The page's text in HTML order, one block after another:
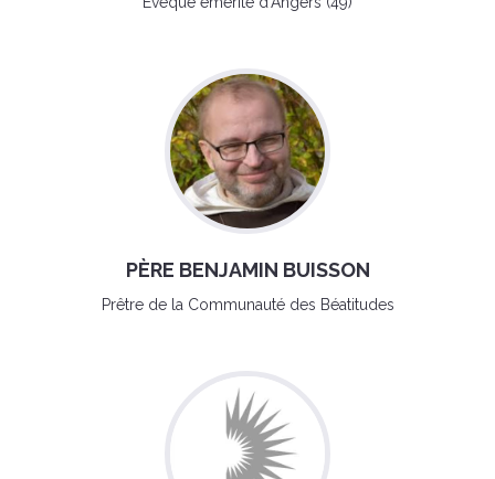
PÈRE BENJAMIN BUISSON
Prêtre de la Communauté des Béatitudes